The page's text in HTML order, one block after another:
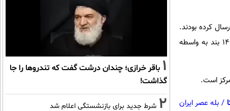
14 بند ارائه شده بود، متنی ارسال کرده بودند.
ایران نیز مجددا بر اساس روال چند وقت اخیر در تبادل پیام، متن خود را پس از انجام اصلاحاتی مجددا در 14 بند به واسطه
است.
/ بله عصر ایران
1 باقر خرازی؛ چندان درشت گفت که تندروها را جا
گذاشت!
2 شرط جدید برای بازنشستگی اعلام شد